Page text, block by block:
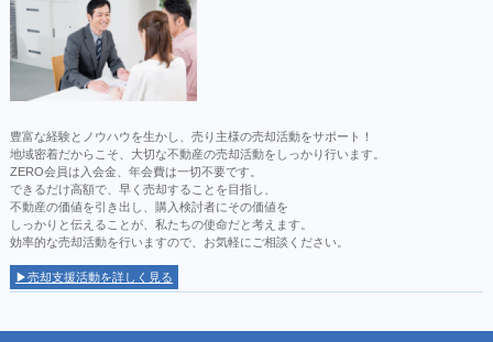
豊富な経験とノウハウを生かし、売り主様の売却活動をサポート！
地域密着だからこそ、大切な不動産の売却活動をしっかり行います。
ZERO会員は入会金、年会費は一切不要です。
できるだけ高額で、早く売却することを目指し、
不動産の価値を引き出し、購入検討者にその価値を
しっかりと伝えることが、私たちの使命だと考えます。
効率的な売却活動を行いますので、お気軽にご相談ください。
▶売却支援活動を詳しく見る